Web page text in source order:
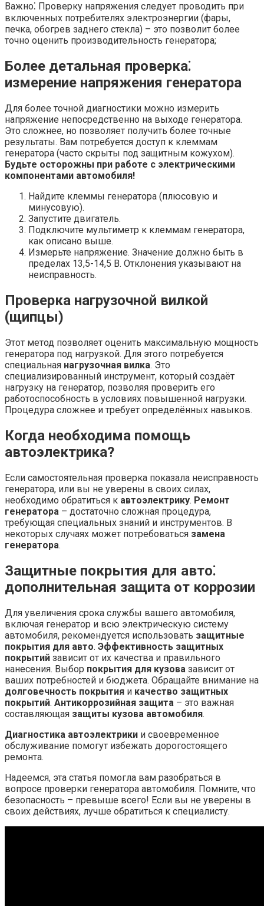
Важно⁚ Проверку напряжения следует проводить при
включенных потребителях электроэнергии (фары,
печка, обогрев заднего стекла) – это позволит более
точно оценить производительность генератора;
Более детальная проверка⁚
измерение напряжения генератора
Для более точной диагностики можно измерить
напряжение непосредственно на выходе генератора.
Это сложнее, но позволяет получить более точные
результаты. Вам потребуется доступ к клеммам
генератора (часто скрыты под защитным кожухом).
Будьте осторожны при работе с электрическими
компонентами автомобиля!
Найдите клеммы генератора (плюсовую и
минусовую).
Запустите двигатель.
Подключите мультиметр к клеммам генератора,
как описано выше.
Измерьте напряжение. Значение должно быть в
пределах 13,5-14,5 В. Отклонения указывают на
неисправность.
Проверка нагрузочной вилкой
(щипцы)
Этот метод позволяет оценить максимальную мощность
генератора под нагрузкой. Для этого потребуется
специальная нагрузочная вилка. Это
специализированный инструмент, который создаёт
нагрузку на генератор, позволяя проверить его
работоспособность в условиях повышенной нагрузки.
Процедура сложнее и требует определённых навыков.
Когда необходима помощь
автоэлектрика?
Если самостоятельная проверка показала неисправность
генератора, или вы не уверены в своих силах,
необходимо обратиться к автоэлектрику. Ремонт
генератора – достаточно сложная процедура,
требующая специальных знаний и инструментов. В
некоторых случаях может потребоваться замена
генератора.
Защитные покрытия для авто⁚
дополнительная защита от коррозии
Для увеличения срока службы вашего автомобиля,
включая генератор и всю электрическую систему
автомобиля, рекомендуется использовать защитные
покрытия для авто. Эффективность защитных
покрытий зависит от их качества и правильного
нанесения. Выбор покрытия для кузова зависит от
ваших потребностей и бюджета. Обращайте внимание на
долговечность покрытия и качество защитных
покрытий. Антикоррозийная защита – это важная
составляющая защиты кузова автомобиля.
Диагностика автоэлектрики и своевременное
обслуживание помогут избежать дорогостоящего
ремонта.
Надеемся, эта статья помогла вам разобраться в
вопросе проверки генератора автомобиля. Помните, что
безопасность – превыше всего! Если вы не уверены в
своих действиях, лучше обратиться к специалисту.